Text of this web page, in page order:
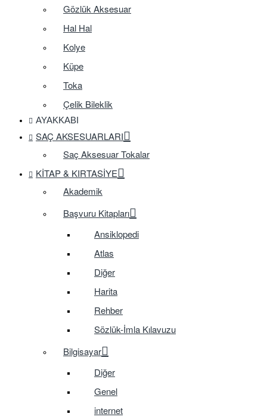
Gözlük Aksesuar
Hal Hal
Kolye
Küpe
Toka
Çelik Bileklik
AYAKKABI
SAÇ AKSESUARLARI
Saç Aksesuar Tokalar
KITAP & KIRTASIYE
Akademik
Başvuru Kitapları
Ansiklopedi
Atlas
Diğer
Harita
Rehber
Sözlük-İmla Kılavuzu
Bilgisayar
Diğer
Genel
internet